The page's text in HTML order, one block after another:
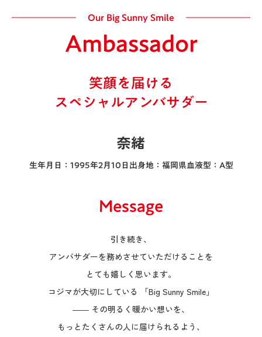
Our Big Sunny Smile
Ambassador
笑顔を届ける
スペシャルアンバサダー
奈緒
生年月日：1995年2月10日 出身地：福岡県血液型：A型
Message
引き続き、
アンバサダーを務めさせていただけることを
とても嬉しく思います。
コジマが大切にしている 「Big Sunny Smile」
―― その明るく暖かい想いを、
もっとたくさんの人に届けられるよう、